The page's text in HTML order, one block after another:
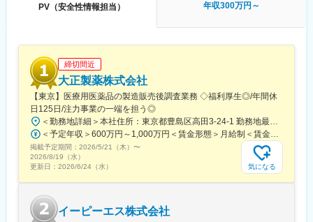
れまでに培った基盤の上に、アンメッドメディカルニーズの高い
変更の範囲：会社の定める業務
PV（安全性情報担当） 年収300万円～
締切間近
大正製薬株式会社
【東京】医療用医薬品の製造販売後調査業務 ◇福利厚生◎/年間休
日125日/注力事業の一端を担う◎
＜勤務地詳細＞本社住所：東京都豊島区高田3-24-1 勤務地最寄駅：都電荒川線・JR山手線・東西線／学習院下駅・高田馬場駅受動喫煙対策：屋内全面禁煙変更の範囲：会社の定める事業所
＜予定年収＞600万円～1,000万円＜賃金形態＞月給制＜賃金内訳＞月額（基本給）：330,000円～550,000円＜月給＞330,000円～550,000円＜昇給有無＞有＜残業手当＞有＜給与補足＞※年収は前職・経験を考慮のうえ、規定に基づいて決定します。■賞与実績：年2回※但し、業績等の理由により変動賃金はあくまでも目安の金額であり、選考を通じて上下する可能性があります。月給(月額)は固定手当を含めた表記です。
掲載予定期間： 2026/5/21（木） 〜
2026/8/19（水）
更新日： 2026/6/24（水） 気になる
イーピーエス株式会社